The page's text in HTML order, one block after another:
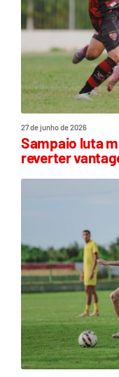
27 de junho de 2026
Sampaio luta
reverter